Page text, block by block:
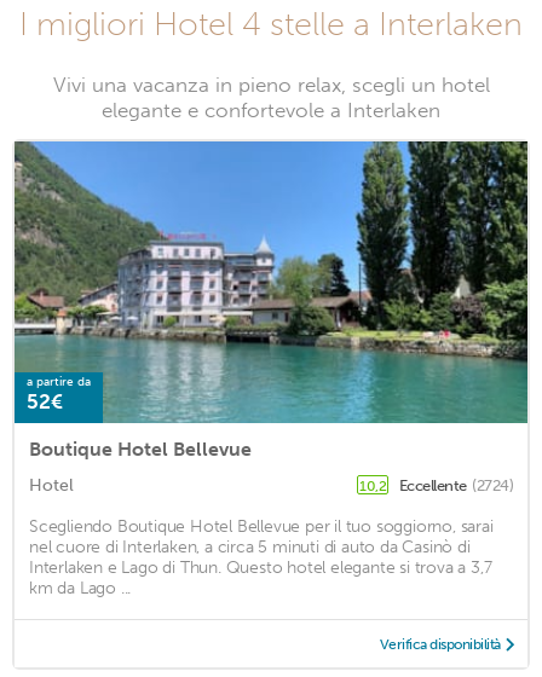
I migliori Hotel 4 stelle a Interlaken
Vivi una vacanza in pieno relax, scegli un hotel
elegante e confortevole a Interlaken
a partire da
52€
Boutique Hotel Bellevue
Hotel 10,2 Eccellente (2724)
Scegliendo Boutique Hotel Bellevue per il tuo soggiorno, sarai
nel cuore di Interlaken, a circa 5 minuti di auto da Casinò di
Interlaken e Lago di Thun. Questo hotel elegante si trova a 3,7
km da Lago ...
Verifica disponibilità